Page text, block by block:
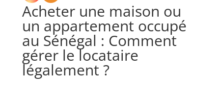
Acheter une maison ou
un appartement occupé
au Sénégal : Comment
gérer le locataire
légalement ?